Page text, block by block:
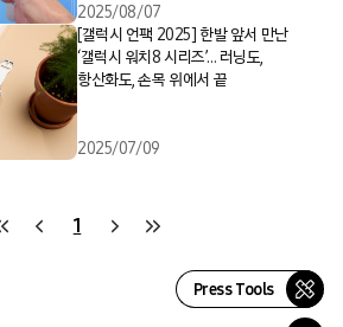
2025/08/07
[갤럭시 언팩 2025] 한발 앞서 만난
‘갤럭시 워치8 시리즈’… 러닝도,
항산화도, 손목 위에서 끝
2025/07/09
1
Press Tools